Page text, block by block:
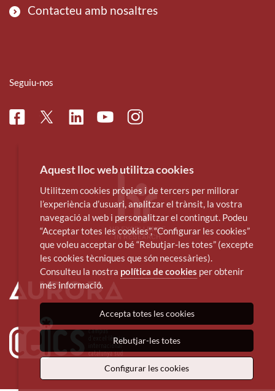
Contacteu amb nosaltres
Seguiu-nos
FacebookTwitterLinkedinYoutubeInstagram
Aquest lloc web utilitza cookies
Utilitzem cookies pròpies i de tercers per millorar
l’experiència d’usuari, analitzar el trànsit, la vostra
navegació al web i personalitzar el contingut. Podeu
“Acceptar totes les cookies”, “Configurar les cookies”
que voleu acceptar o bé “Rebutjar-les totes” (excepte
les cookies tècniques que són necessàries).
Consulteu la nostra política de cookies per obtenir
més informació.
Accepta totes les cookies
Rebutjar-les totes
Configurar les cookies